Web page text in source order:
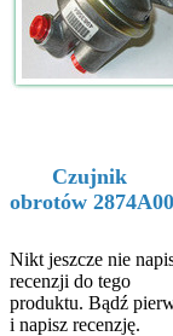
Czujnik
obrotów
Nikt jeszcze nie
recenzji do tego
produktu. Bądź
i napisz recenzję.